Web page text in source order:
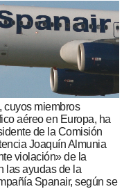
cuyos miembros
aéreo en Europa, ha
de la Comisión
Joaquín Almunia
violación» de la
las ayudas de la
Spanair, según se